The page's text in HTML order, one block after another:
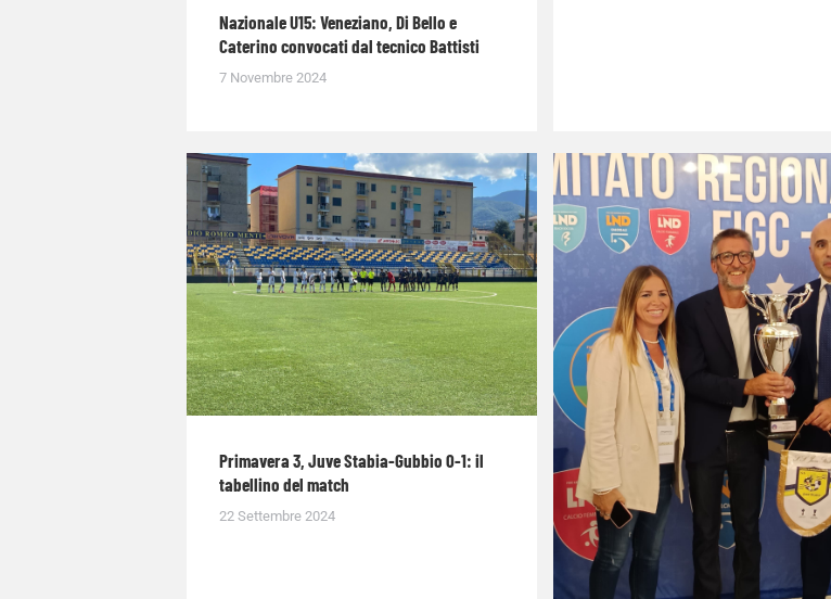
Nazionale U15: Veneziano, Di Bello e
Caterino convocati dal tecnico Battisti
7 Novembre 2024
Primavera 3, Juve Stabia-Gubbio 0-1: il
tabellino del match
22 Settembre 2024